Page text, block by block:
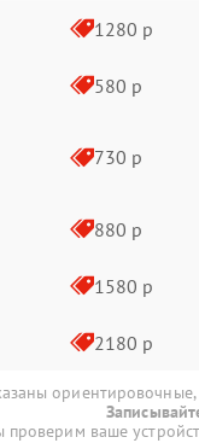
1280 р
580 р
730 р
880 р
1580 р
2180 р
ориентировочные,
проверим ваше